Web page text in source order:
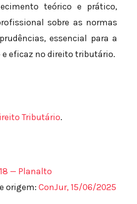
teórico e prático,
sobre as normas
essencial para a
eficaz no direito tributário.
Tributário.
— Planalto
origem: ConJur, 15/06/2025